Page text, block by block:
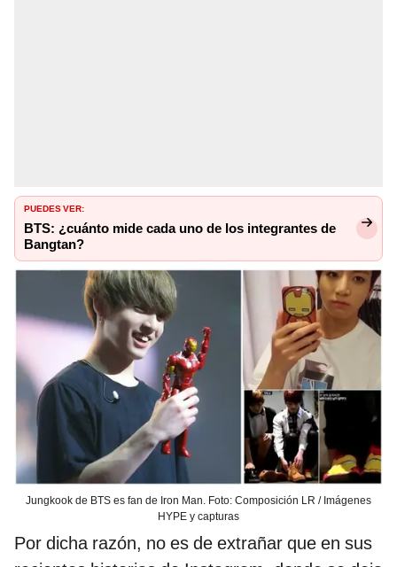
PUEDES VER:
BTS: ¿cuánto mide cada uno de los integrantes de
Bangtan?
Jungkook de BTS es fan de Iron Man. Foto: Composición LR / Imágenes
HYPE y capturas
Por dicha razón, no es de extrañar que en sus